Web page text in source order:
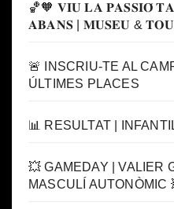
🏀🧡 𝐕𝐈𝐔 𝐋𝐀 𝐏𝐀𝐒𝐒𝐈𝐎́
𝐀𝐁𝐀𝐍𝐒 | 𝐌𝐔𝐒𝐄𝐔 &
🚨 INSCRIU-TE AL
ÚLTIMES PLACES
📊 RESULTAT |
💥 GAMEDAY | VALIER
MASCULÍ AUTONÒMIC